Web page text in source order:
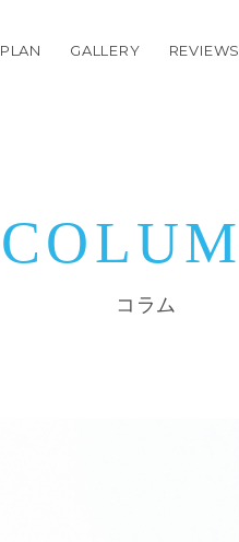
PLAN GALLERY REVIEWS
コラム